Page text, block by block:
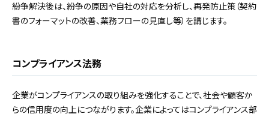
紛争解決後は、紛争の原因や自社の対応を分析し、再発防止策（契約
書のフォーマットの改善、業務フローの見直し等）を講じます。
コンプライアンス法務
企業がコンプライアンスの取り組みを強化することで、社会や顧客か
らの信用度の向上につながります。企業によってはコンプライアンス部